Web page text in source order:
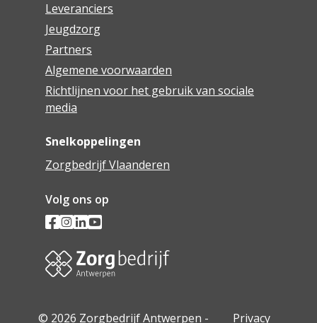
Leveranciers
Jeugdzorg
Partners
Algemene voorwaarden
Richtlijnen voor het gebruik van sociale
media
Snelkoppelingen
Zorgbedrijf Vlaanderen
Volg ons op
© 2026 Zorgbedrijf Antwerpen - Privacy